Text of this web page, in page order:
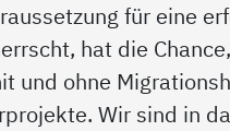
für eine
hat die
und ohne
Wir sind in